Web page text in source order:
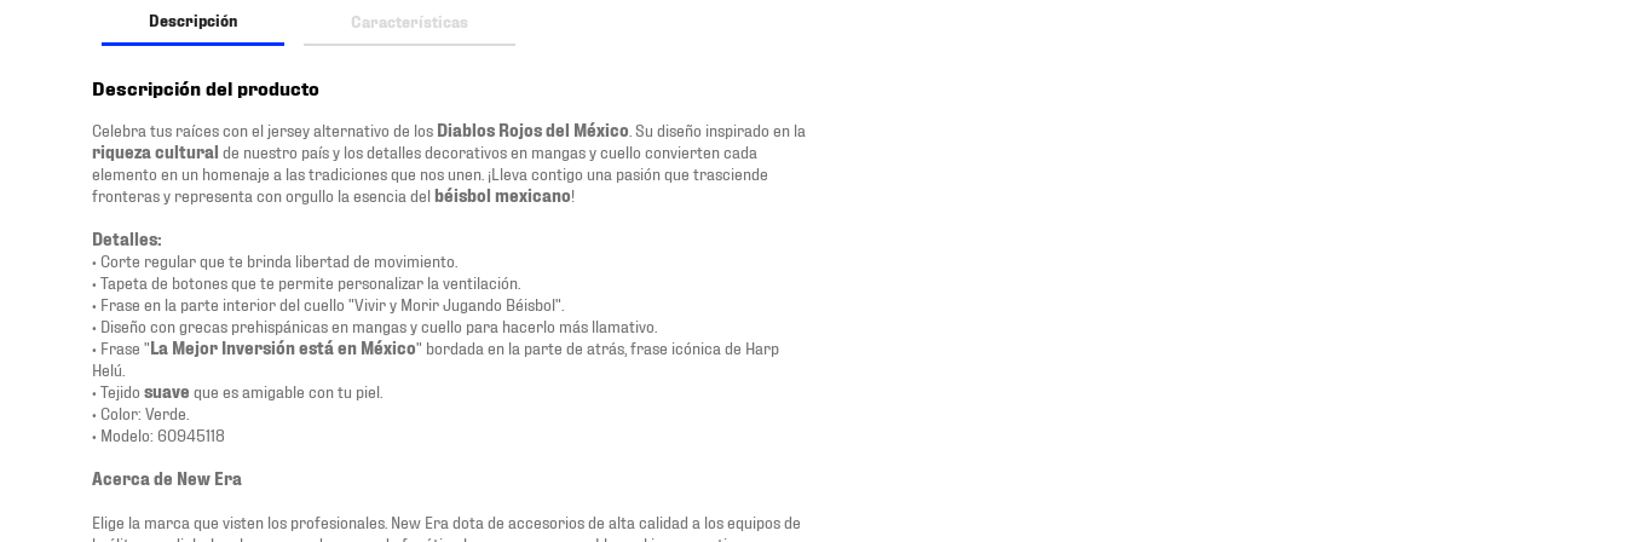
Descripción Características
Descripción del producto
Celebra tus raíces con el jersey alternativo de los Diablos Rojos del México . Su diseño inspirado en la
riqueza cultural de nuestro país y los detalles decorativos en mangas y cuello convierten cada
elemento en un homenaje a las tradiciones que nos unen. ¡Lleva contigo una pasión que trasciende
fronteras y representa con orgullo la esencia delbéisbol mexicano!
Detalles:
• Corte regular que te brinda libertad de movimiento.
• Tapeta de botones que te permite personalizar la ventilación.
• Frase en la parte interior del cuello "Vivir y Morir Jugando Béisbol".
• Diseño con grecas prehispánicas en mangas y cuello para hacerlo más llamativo.
• Frase "La Mejor Inversión está en México" bordada en la parte de atrás, frase icónica de Harp
Helú.
• Tejido suave que es amigable con tu piel.
• Color: Verde.
• Modelo: 60945118
Acerca de New Era
Elige la marca que visten los profesionales. New Era dota de accesorios de alta calidad a los equipos de